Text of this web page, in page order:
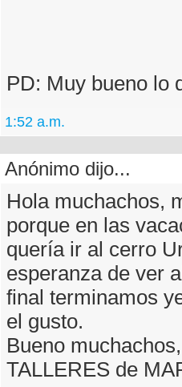
PD: Muy bueno lo
1:52 a.m.
Anónimo dijo...
Hola muchachos,
porque en las
quería ir al cerro
esperanza de ver
final terminamos
el gusto.
Bueno
TALLERES de